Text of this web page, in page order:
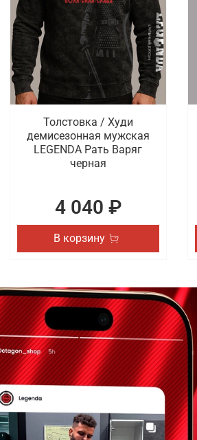
Толстовка / Худи
демисезонная мужская
LEGENDA Рать Варяг
черная
4 040 ₽
В корзину